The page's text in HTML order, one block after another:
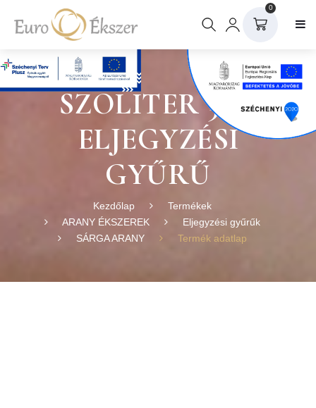
0
SZOLITER 38 S
ELJEGYZÉSI
GYŰRŰ
Kezdőlap
Termékek
ARANY ÉKSZEREK
Eljegyzési gyűrűk
SÁRGA ARANY
Termék adatlap